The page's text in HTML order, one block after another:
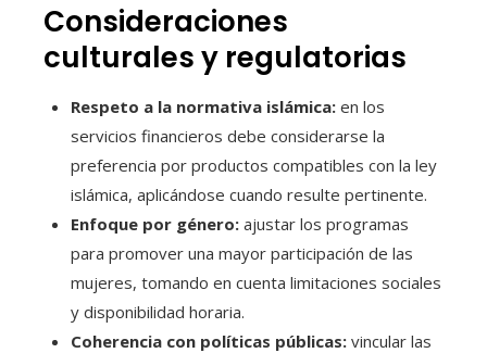
Consideraciones
culturales y regulatorias
Respeto a la normativa islámica: en los
servicios financieros debe considerarse la
preferencia por productos compatibles con la ley
islámica, aplicándose cuando resulte pertinente.
Enfoque por género: ajustar los programas
para promover una mayor participación de las
mujeres, tomando en cuenta limitaciones sociales
y disponibilidad horaria.
Coherencia con políticas públicas: vincular las